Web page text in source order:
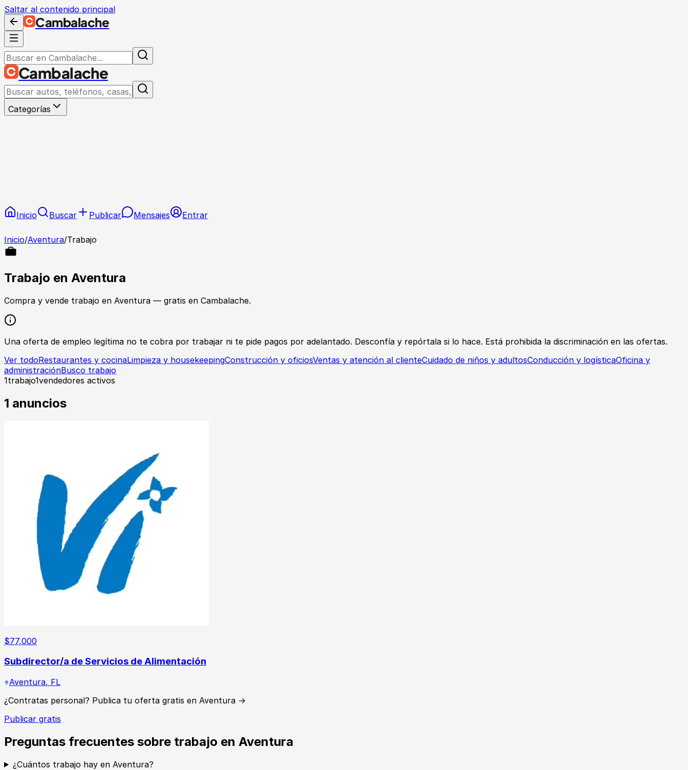
Saltar al contenido principal
Cambalache
Cambalache
Categorías
Inicio Buscar Publicar Mensajes Entrar
Inicio/Aventura/Trabajo
Trabajo en Aventura
Compra y vende trabajo en Aventura — gratis en Cambalache.
Una oferta de empleo legítima no te cobra por trabajar ni te pide pagos por adelantado. Desconfía y repórtala si lo hace. Está prohibida la discriminación en las ofertas.
Ver todoRestaurantes y cocinaLimpieza y housekeepingConstrucción y oficiosVentas y atención al clienteCuidado de niños y adultosConducción y logísticaOficina y
administraciónBusco trabajo
1trabajo1vendedores activos
1 anuncios
$77,000
Subdirector/a de Servicios de Alimentación
Aventura, FL
¿Contratas personal? Publica tu oferta gratis en Aventura →
Publicar gratis
Preguntas frecuentes sobre trabajo en Aventura
¿Cuántos trabajo hay en Aventura?